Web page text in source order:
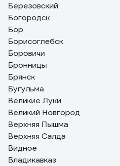
Березовский
Богородск
Бор
Борисоглебск
Боровичи
Бронницы
Брянск
Бугульма
Великие Луки
Великий Новгород
Верхняя Пышма
Верхняя Салда
Видное
Владикавказ